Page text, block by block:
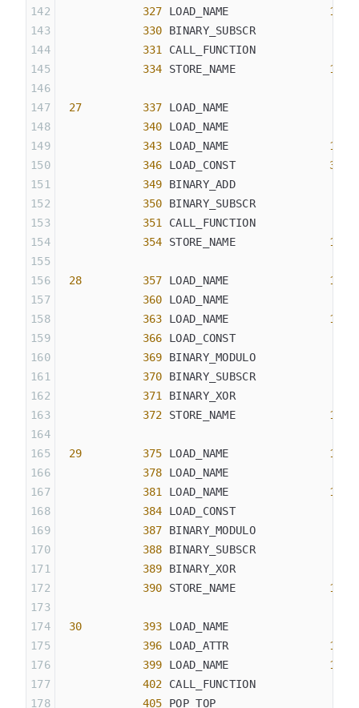
            327
LOAD_NAME 10
            330
BINARY_SUBSCR
            331
CALL_FUNCTION
            334
STORE_NAME 13
27
         337
LOAD_NAME
            340
LOAD_NAME
            343
LOAD_NAME 10
            346
LOAD_CONST 34
            349
BINARY_ADD
            350
BINARY_SUBSCR
            351
CALL_FUNCTION
            354
STORE_NAME 14
28
         357
LOAD_NAME 14
            360
LOAD_NAME
            363
LOAD_NAME 12
            366
LOAD_CONST
            369
BINARY_MODULO
            370
BINARY_SUBSCR
            371
BINARY_XOR
            372
STORE_NAME 15
29
         375
LOAD_NAME 13
            378
LOAD_NAME
            381
LOAD_NAME 12
            384
LOAD_CONST
            387
BINARY_MODULO
            388
BINARY_SUBSCR
            389
BINARY_XOR
            390
STORE_NAME 16
30
         393
LOAD_NAME
            396
LOAD_ATTR 17
            399
LOAD_NAME 15
            402
CALL_FUNCTION
            405
POP_TOP